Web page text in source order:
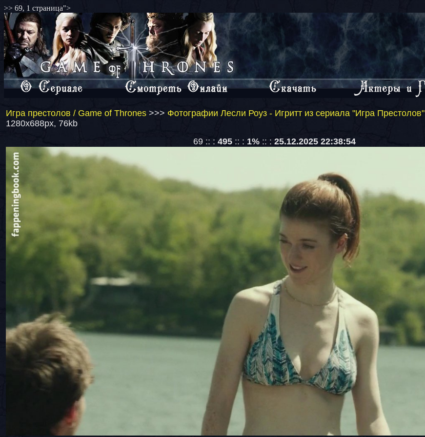
>> 69, 1 страница">
Игра престолов / Game of Thrones >>> Фотографии Лесли Роуз - Игритт из сериала "Игра Престолов"
1280x688px, 76kb
69 :: : 495:: : 1%:: : 25.12.2025 22:38:54